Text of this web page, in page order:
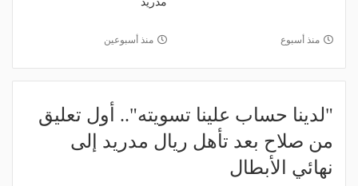
منذ أسبوع منذ أسبوعين
"لدينا حساب علينا تسويته".. أول تعليق
من صلاح بعد تأهل ريال مدريد إلى
نهائي الأبطال